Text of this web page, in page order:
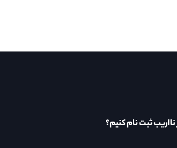
ثبت نام کنیم؟